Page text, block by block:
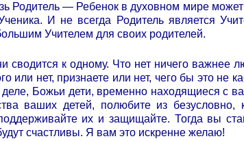
Родитель — Ребенок в духовном мире
И не всегда Родитель является
Учителем для своих родителей.
сводится к одному. Что нет ничего важнее
или нет, признаете или нет, чего бы это не
Божьи дети, временно находящиеся с
ваших детей, полюбите из безусловно,
их и защищайте. Тогда вы
счастливы. Я вам это искренне желаю!